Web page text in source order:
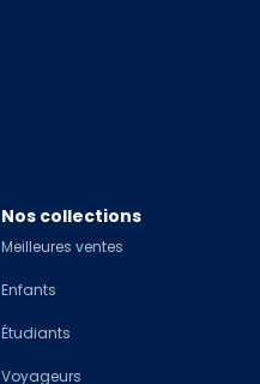
Nos collections
Meilleures ventes
Enfants
Étudiants
Voyageurs